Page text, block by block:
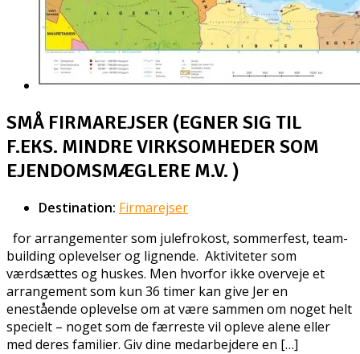
SMÅ FIRMAREJSER (EGNER SIG TIL
F.EKS. MINDRE VIRKSOMHEDER SOM
EJENDOMSMÆGLERE M.V. )
Destination: Firmarejser
for arrangementer som julefrokost, sommerfest, team-
building oplevelser og lignende. Aktiviteter som
værdsættes og huskes. Men hvorfor ikke overveje et
arrangement som kun 36 timer kan give Jer en
enestående oplevelse om at være sammen om noget helt
specielt – noget som de færreste vil opleve alene eller
med deres familier. Giv dine medarbejdere en […]